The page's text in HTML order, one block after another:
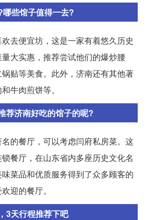
些馆子值得一去?
去便宜坊，这是一家有着悠久历史
大实惠，推荐尝试他们的爆炒腰
贴等美食。此外，济南还有其他著
牛肉煎饼等。
荐济南好吃的馆子的呢?
的餐厅，可以考虑闫府私房菜。这
餐厅，在山东省内多座历史文化名
菜品和优质服务得到了众多顾客的
迎的餐厅。
3天行程推荐下吧